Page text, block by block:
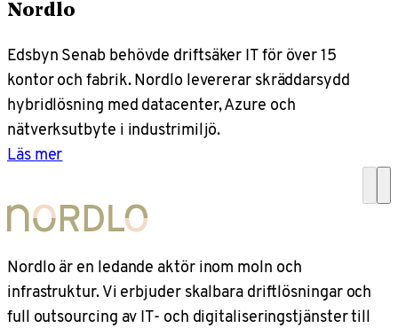
Nordlo
Edsbyn Senab behövde driftsäker IT för över 15
kontor och fabrik. Nordlo levererar skräddarsydd
hybridlösning med datacenter, Azure och
nätverksutbyte i industrimiljö.
Läs mer
Nordlo är en ledande aktör inom moln och
infrastruktur. Vi erbjuder skalbara driftlösningar och
full outsourcing av IT- och digitaliseringstjänster till